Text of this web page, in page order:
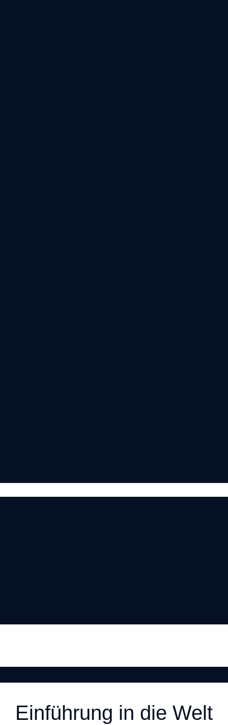
Einführung in die Welt